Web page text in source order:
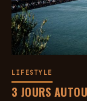
LIFESTYLE
3 JOURS